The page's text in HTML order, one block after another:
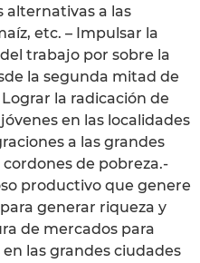
alternativas a las
etc. – Impulsar la
trabajo por sobre la
la segunda mitad de
la radicación de
en las localidades
a las grandes
de pobreza.-
productivo que genere
generar riqueza y
de mercados para
las grandes ciudades